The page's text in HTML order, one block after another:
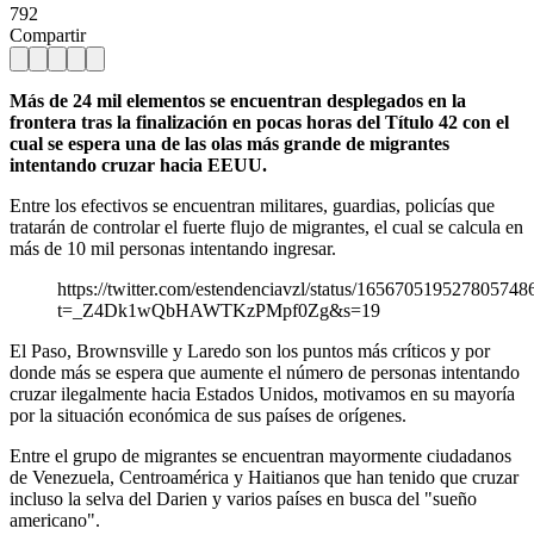
792
Compartir
Más de 24 mil elementos se encuentran desplegados en la
frontera tras la finalización en pocas horas del Título 42 con el
cual se espera una de las olas más grande de migrantes
intentando cruzar hacia EEUU.
Entre los efectivos se encuentran militares, guardias, policías que
tratarán de controlar el fuerte flujo de migrantes, el cual se calcula en
más de 10 mil personas intentando ingresar.
https://twitter.com/estendenciavzl/status/
t=_Z4Dk1wQbHAWTKzPMpf0Zg&s=19
El Paso, Brownsville y Laredo son los puntos más críticos y por
donde más se espera que aumente el número de personas intentando
cruzar ilegalmente hacia Estados Unidos, motivamos en su mayoría
por la situación económica de sus países de orígenes.
Entre el grupo de migrantes se encuentran mayormente ciudadanos
de Venezuela, Centroamérica y Haitianos que han tenido que cruzar
incluso la selva del Darien y varios países en busca del "sueño
americano".